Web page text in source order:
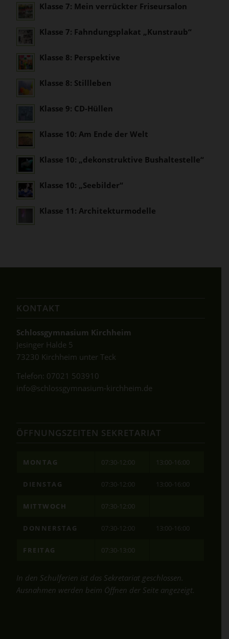
Klasse 7: Mein verrückter Friseursalon
Klasse 7: Fahndungsplakat „Kunstraub“
Klasse 8: Perspektive
Klasse 8: Stillleben
Klasse 9: CD-Hüllen
Klasse 10: Am Ende der Welt
Klasse 10: „dekonstruktive Bushaltestelle“
Klasse 10: „Seebilder“
Klasse 11: Architekturmodelle
KONTAKT
Schlossgymnasium Kirchheim
Jesinger Halde 5
73230 Kirchheim unter Teck
Telefon: 07021 503910
info@schlossgymnasium-kirchheim.de
ÖFFNUNGSZEITEN SEKRETARIAT
MONTAG 07:30-12:00 13:00-16:00
DIENSTAG 07:30-12:00 13:00-16:00
MITTWOCH 07:30-12:00
DONNERSTAG 07:30-12:00 13:00-16:00
FREITAG 07:30-13:00
In den Schulferien ist das Sekretariat geschlossen.
Ausnahmen werden beim Öffnen der Seite angezeigt.